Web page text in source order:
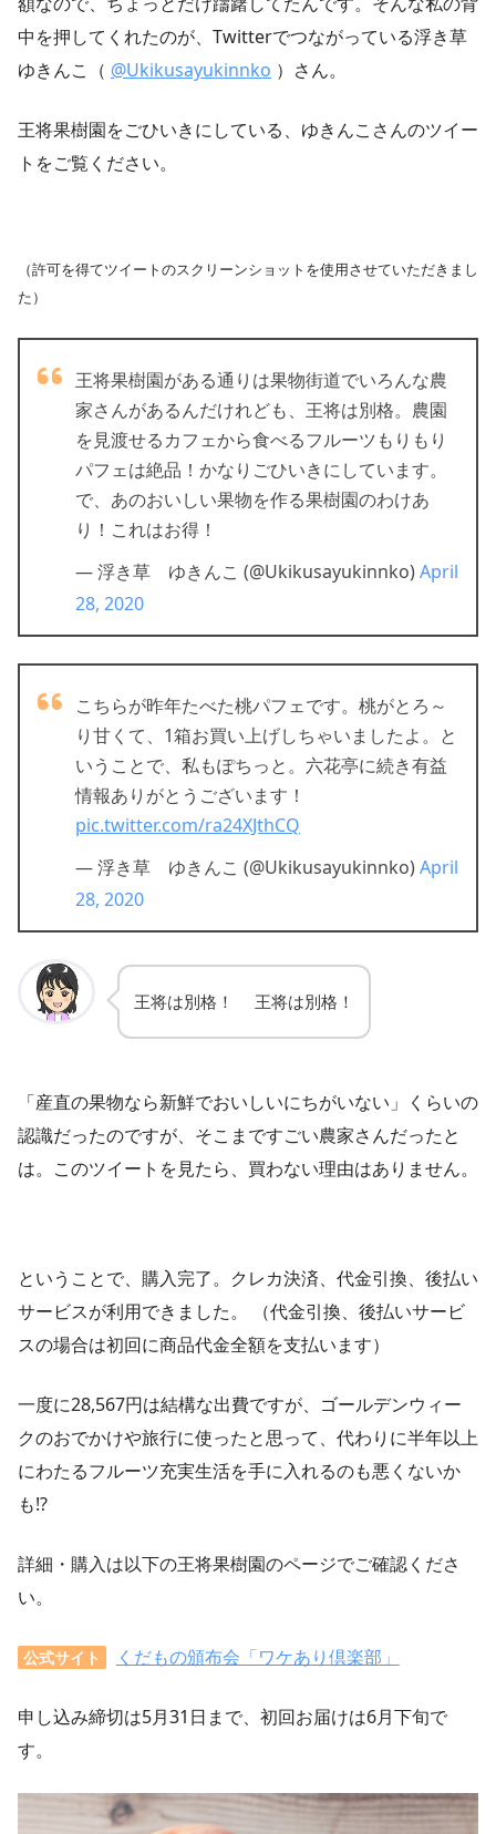
中を押してくれたのが、Twitterでつながっている浮き草
ゆきんこ（ @Ukikusayukinnko ）さん。
王将果樹園をごひいきにしている、ゆきんこさんのツイー
トをご覧ください。
（許可を得てツイートのスクリーンショットを使用させていただきまし
た）
王将果樹園がある通りは果物街道でいろんな農
家さんがあるんだけれども、王将は別格。農園
を見渡せるカフェから食べるフルーツもりもり
パフェは絶品！かなりごひいきにしています。
で、あのおいしい果物を作る果樹園のわけあ
り！これはお得！
— 浮き草 ゆきんこ (@Ukikusayukinnko)April
28, 2020
こちらが昨年たべた桃パフェです。桃がとろ～
り甘くて、1箱お買い上げしちゃいましたよ。と
いうことで、私もぽちっと。六花亭に続き有益
情報ありがとうございます！
pic.twitter.com/ra24XJthCQ
— 浮き草 ゆきんこ (@Ukikusayukinnko)April
28, 2020
王将は別格！ 王将は別格！
「産直の果物なら新鮮でおいしいにちがいない」くらいの
認識だったのですが、そこまですごい農家さんだったと
は。このツイートを見たら、買わない理由はありません。
ということで、購入完了。クレカ決済、代金引換、後払い
サービスが利用できました。 （代金引換、後払いサービ
スの場合は初回に商品代金全額を支払います）
一度に28,567円は結構な出費ですが、ゴールデンウィー
クのおでかけや旅行に使ったと思って、代わりに半年以上
にわたるフルーツ充実生活を手に入れるのも悪くないか
も!?
詳細・購入は以下の王将果樹園のページでご確認くださ
い。
公式サイト くだもの頒布会「ワケあり倶楽部」
申し込み締切は5月31日まで、初回お届けは6月下旬で
す。